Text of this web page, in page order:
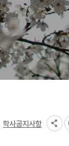
학사공지사항